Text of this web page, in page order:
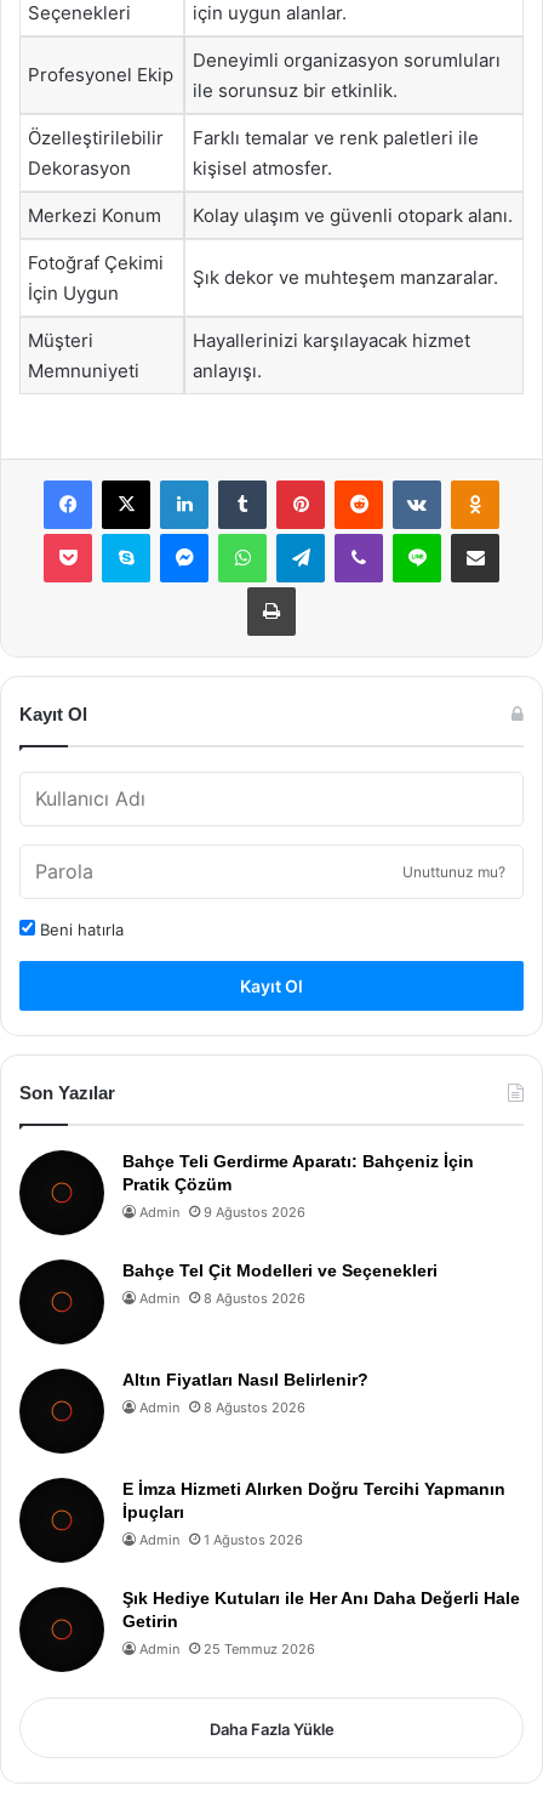
Seçenekleri
için uygun alanlar.
Profesyonel Ekip
Deneyimli organizasyon sorumluları
ile sorunsuz bir etkinlik.
Özelleştirilebilir
Dekorasyon
Farklı temalar ve renk paletleri ile
kişisel atmosfer.
Merkezi Konum Kolay ulaşım ve güvenli otopark alanı.
Fotoğraf Çekimi
İçin Uygun
Şık dekor ve muhteşem manzaralar.
Müşteri
Memnuniyeti
Hayallerinizi karşılayacak hizmet
anlayışı.
Facebook
X LinkedInTumblr PinterestReddit VKontakte
Pocket Skype MessengerWhatsAppTelegramViber Line E-Posta ile
Yazdır
Kayıt Ol
Unuttunuz mu?
Beni hatırla
Kayıt Ol
Son Yazılar
Bahçe Teli Gerdirme Aparatı: Bahçeniz İçin
Pratik Çözüm
Admin 9 Ağustos 2026
Bahçe Tel Çit Modelleri ve Seçenekleri
Admin 8 Ağustos 2026
Altın Fiyatları Nasıl Belirlenir?
Admin 8 Ağustos 2026
E İmza Hizmeti Alırken Doğru Tercihi Yapmanın
İpuçları
Admin 1 Ağustos 2026
Şık Hediye Kutuları ile Her Anı Daha Değerli Hale
Getirin
Admin 25 Temmuz 2026
Daha Fazla Yükle